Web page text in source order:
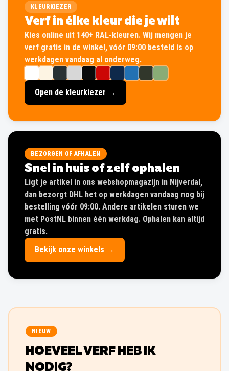
KLEURKIEZER
Verf in élke kleur die je wilt
Kies online uit 140+ RAL-kleuren. Wij mengen je
verf gratis in de winkel, vóór 09:00 besteld is op
werkdagen vandaag al onderweg.
Open de kleurkiezer →
BEZORGEN OF AFHALEN
Snel in huis of zelf ophalen
Ligt je artikel in ons webshopmagazijn in Nijverdal,
dan bezorgt DHL het op werkdagen vandaag nog bij
bestelling vóór 09:00. Andere artikelen sturen we
met PostNL binnen één werkdag. Ophalen kan altijd
gratis.
Bekijk onze winkels →
NIEUW
HOEVEEL VERF HEB IK
NODIG?